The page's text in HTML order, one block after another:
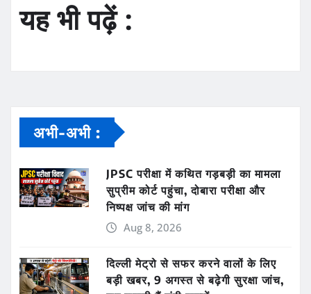
यह भी पढ़ें :
अभी-अभी :
JPSC परीक्षा में कथित गड़बड़ी का मामला
सुप्रीम कोर्ट पहुंचा, दोबारा परीक्षा और
निष्पक्ष जांच की मांग
Aug 8, 2026
दिल्ली मेट्रो से सफर करने वालों के लिए
बड़ी खबर, 9 अगस्त से बढ़ेगी सुरक्षा जांच,